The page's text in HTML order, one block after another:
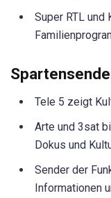
Super RTL
Tele 5 zeigt
Arte und 3sat
Dokus und
Sender der
Informationen